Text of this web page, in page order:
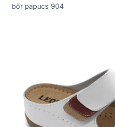
bőr papucs 904